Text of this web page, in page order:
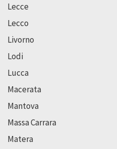
Lecce
Lecco
Livorno
Lodi
Lucca
Macerata
Mantova
Massa Carrara
Matera